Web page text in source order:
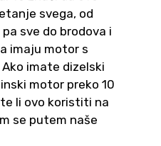
svega, od
sve do brodova i
imaju motor s
imate dizelski
motor preko 10
li ovo koristiti na
se putem naše